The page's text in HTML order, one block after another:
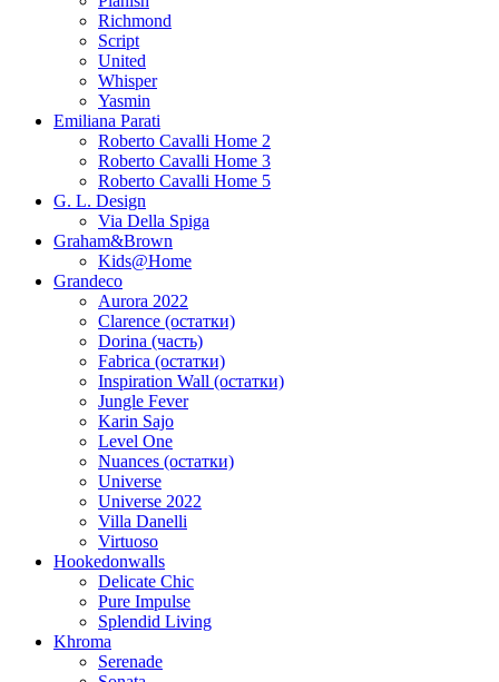
Richmond
Script
United
Whisper
Yasmin
Emiliana Parati
Roberto Cavalli Home 2
Roberto Cavalli Home 3
Roberto Cavalli Home 5
G. L. Design
Via Della Spiga
Graham&Brown
Kids@Home
Grandeco
Aurora 2022
Clarence (остатки)
Dorina (часть)
Fabrica (остатки)
Inspiration Wall (остатки)
Jungle Fever
Karin Sajo
Level One
Nuances (остатки)
Universe
Universe 2022
Villa Danelli
Virtuoso
Hookedonwalls
Delicate Chic
Pure Impulse
Splendid Living
Khroma
Serenade